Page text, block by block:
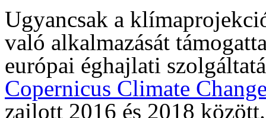
Ugyancsak a
való alkalmazását
európai éghajlati
Copernicus Climate
zajlott 2016 és 2018